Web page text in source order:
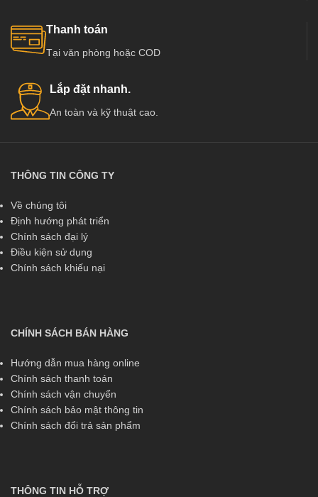
Thanh toán
Tại văn phòng hoặc COD
Lắp đặt nhanh.
An toàn và kỹ thuật cao.
THÔNG TIN CÔNG TY
Về chúng tôi
Định hướng phát triển
Chính sách đại lý
Điều kiện sử dụng
Chính sách khiếu nại
CHÍNH SÁCH BÁN HÀNG
Hướng dẫn mua hàng online
Chính sách thanh toán
Chính sách vận chuyển
Chính sách bảo mật thông tin
Chính sách đổi trả sản phẩm
THÔNG TIN HỖ TRỢ